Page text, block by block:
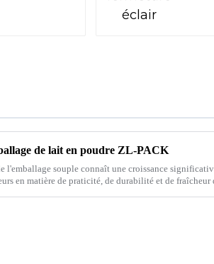
de lait en poudre ZL-PACK
l'emballage souple connaît une croissance
en matière de praticité, de durabilité et de